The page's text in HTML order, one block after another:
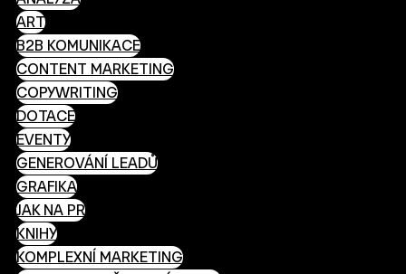
ART
B2B KOMUNIKACE
CONTENT MARKETING
COPYWRITING
DOTACE
EVENTY
GENEROVÁNÍ LEADŮ
GRAFIKA
JAK NA PR
KNIHY
KOMPLEXNÍ MARKETING